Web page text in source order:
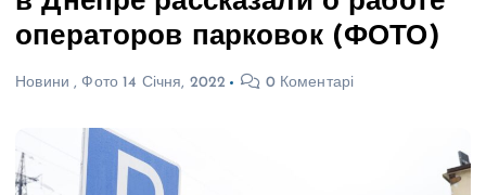
операторов парковок (ФОТО)
Новини , Фото 14 Січня, 2022 0 Коментарі